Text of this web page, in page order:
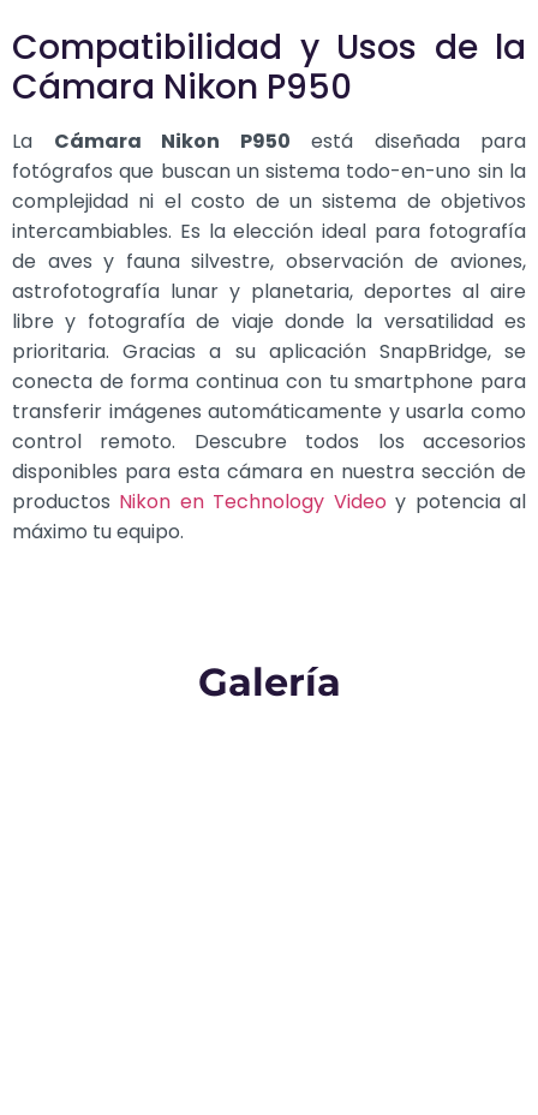
Compatibilidad y Usos de la
Cámara Nikon P950
La Cámara Nikon P950 está diseñada para
fotógrafos que buscan un sistema todo-en-uno sin la
complejidad ni el costo de un sistema de objetivos
intercambiables. Es la elección ideal para fotografía
de aves y fauna silvestre, observación de aviones,
astrofotografía lunar y planetaria, deportes al aire
libre y fotografía de viaje donde la versatilidad es
prioritaria. Gracias a su aplicación SnapBridge, se
conecta de forma continua con tu smartphone para
transferir imágenes automáticamente y usarla como
control remoto. Descubre todos los accesorios
disponibles para esta cámara en nuestra sección de
productos Nikon en Technology Video y potencia al
máximo tu equipo.
Galería